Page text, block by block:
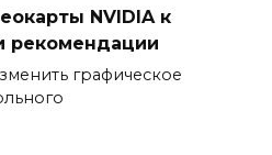
NVIDIA к
рекомендации
графическое